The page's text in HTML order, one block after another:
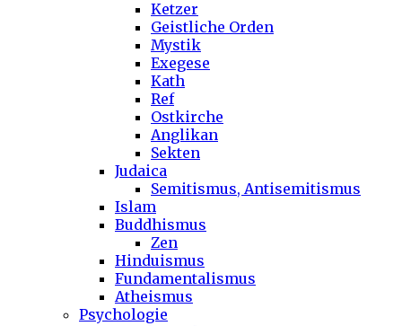
Ketzer
Geistliche Orden
Mystik
Exegese
Kath
Ref
Ostkirche
Anglikan
Sekten
Judaica
Semitismus, Antisemitismus
Islam
Buddhismus
Zen
Hinduismus
Fundamentalismus
Atheismus
Psychologie